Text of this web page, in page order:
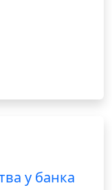
у банка